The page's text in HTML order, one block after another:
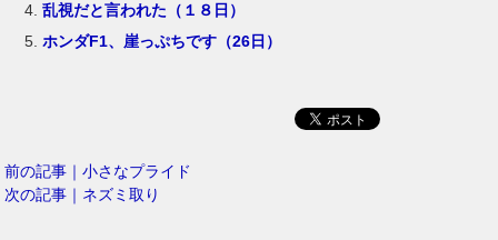
乱視だと言われた（１８日）
ホンダF1、崖っぷちです（26日）
前の記事｜小さなプライド
次の記事｜ネズミ取り